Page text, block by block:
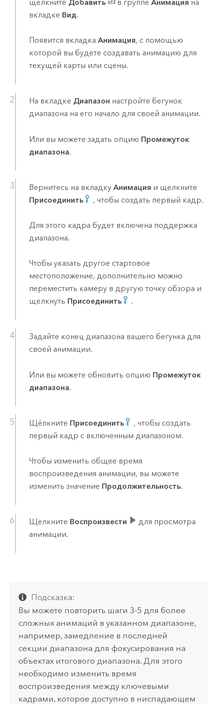
щелкните Добавить в группе Анимация на
вкладке Вид.
Появится вкладка Анимация, с помощью
которой вы будете создавать анимацию для
текущей карты или сцены.
На вкладке Диапазон настройте бегунок
диапазона на его начало для своей анимации.
Или вы можете задать опцию Промежуток
диапазона.
Вернитесь на вкладку Анимация и щелкните
Присоединить
, чтобы создать первый кадр.
Для этого кадра будет включена поддержка
диапазона.
Чтобы указать другое стартовое
местоположение, дополнительно можно
переместить камеру в другую точку обзора и
щелкнуть Присоединить .
Задайте конец диапазона вашего бегунка для
своей анимации.
Или вы можете обновить опцию Промежуток
диапазона.
Щёлкните Присоединить
, чтобы создать
первый кадр с включенным диапазоном.
Чтобы изменить общее время
воспроизведения анимации, вы можете
изменить значение Продолжительность.
Щелкните Воспроизвести
для просмотра
анимации.
Подсказка:
Вы можете повторить шаги 3-5 для более
сложных анимаций в указанном диапазоне,
например, замедление в последней
секции диапазона для фокусирования на
объектах итогового диапазона. Для этого
необходимо изменить время
воспроизведения между ключевыми
кадрами, которое доступно в ниспадающем